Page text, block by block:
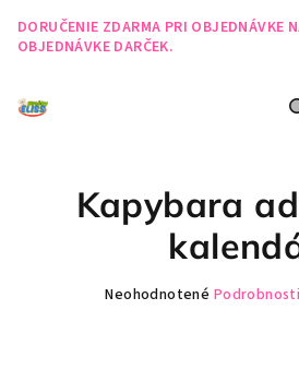
obsah
DORUČENIE ZDARMA PRI OBJEDNÁVKE
OBJEDNÁVKE DARČEK.
Kapybara
Priemerné
Neohodnotené